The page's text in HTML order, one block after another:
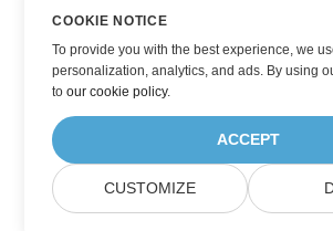
COOKIE NOTICE
To provide you with the best experience, we
personalization, analytics, and ads. By using
toour cookie policy.
ACCEPT
CUSTOMIZE